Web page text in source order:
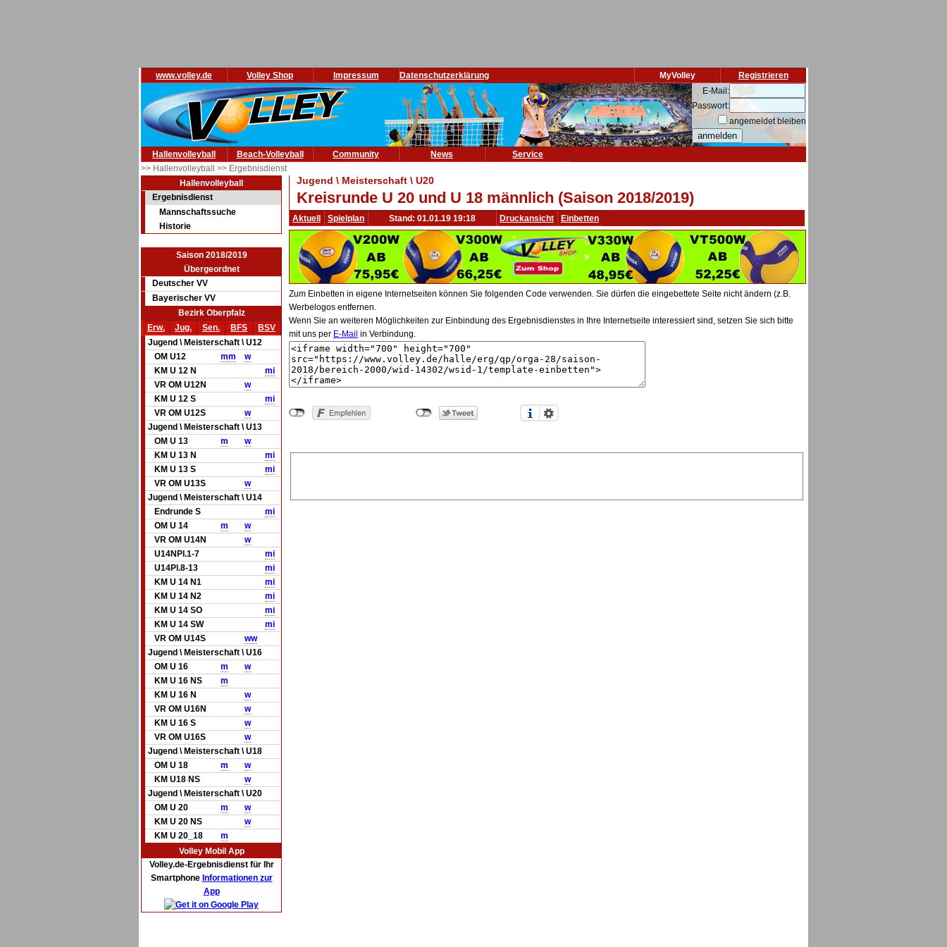
www.volley.de Volley Shop Impressum Datenschutzerklärung Registrieren
MyVolley
E-Mail:
Passwort:
angemeldet bleiben
Hallenvolleyball Beach-Volleyball Community News
Service
>> Hallenvolleyball >> Ergebnisdienst
Hallenvolleyball
Ergebnisdienst
Mannschaftssuche
Historie
Saison 2018/2019
Übergeordnet
Deutscher VV
Bayerischer VV
Bezirk Oberpfalz
Erw.
Jug. Sen. BFS
BSV
Jugend \ Meisterschaft \ U12
OM U12
mm
w
KM U 12 N
mi
VR OM U12N
w
KM U 12 S
mi
VR OM U12S
w
Jugend \ Meisterschaft \ U13
OM U 13
m
w
KM U 13 N
mi
KM U 13 S
mi
VR OM U13S
w
Jugend \ Meisterschaft \ U14
Endrunde S
mi
OM U 14
m
w
VR OM U14N
w
U14NPl.1-7
mi
U14Pl.8-13
mi
KM U 14 N1
mi
KM U 14 N2
mi
KM U 14 SO
mi
KM U 14 SW
mi
VR OM U14S
ww
Jugend \ Meisterschaft \ U16
OM U 16
m
w
KM U 16 NS
m
KM U 16 N
w
VR OM U16N
w
KM U 16 S
w
VR OM U16S
w
Jugend \ Meisterschaft \ U18
OM U 18
m
w
KM U18 NS
w
Jugend \ Meisterschaft \ U20
OM U 20
m
w
KM U 20 NS
w
KM U 20_18
m
Volley Mobil App
Volley.de-Ergebnisdienst für Ihr
Smartphone Informationen zur
App
Jugend \ Meisterschaft \ U20
Kreisrunde U 20 und U 18 männlich (Saison 2018/2019)
Aktuell Spielplan Stand: 01.01.19 19:18 Druckansicht Einbetten
Zum Einbetten in eigene Internetseiten können Sie folgenden Code verwenden. Sie dürfen die eingebettete Seite nicht ändern (z.B.
Werbelogos entfernen.
Wenn Sie an weiteren Möglichkeiten zur Einbindung des Ergebnisdienstes in Ihre Internetseite interessiert sind, setzen Sie sich bitte
mit uns per E-Mail in Verbindung.